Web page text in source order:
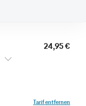
24,95 €
Tarif entfernen